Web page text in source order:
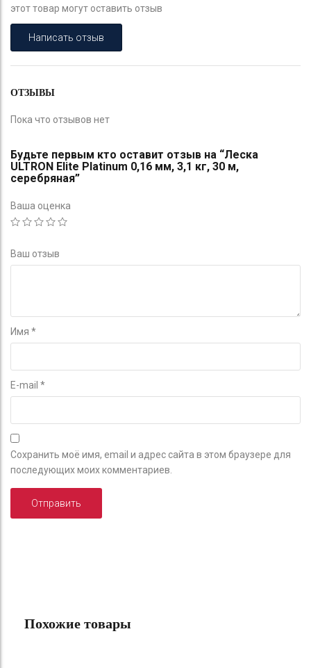
этот товар могут оставить отзыв
Написать отзыв
ОТЗЫВЫ
Пока что отзывов нет
Будьте первым кто оставит отзыв на “Леска
ULTRON Elite Platinum 0,16 мм, 3,1 кг, 30 м,
серебряная”
Ваша оценка
Ваш отзыв
Имя *
E-mail *
Сохранить моё имя, email и адрес сайта в этом браузере для
последующих моих комментариев.
Похожие товары